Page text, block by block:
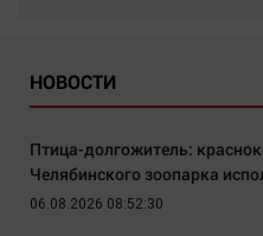
НОВОСТИ
Птица-долгожитель:
Челябинского зоопарка
06.08.2026 08:52:30